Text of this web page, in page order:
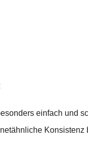
einfach und
Konsistenz